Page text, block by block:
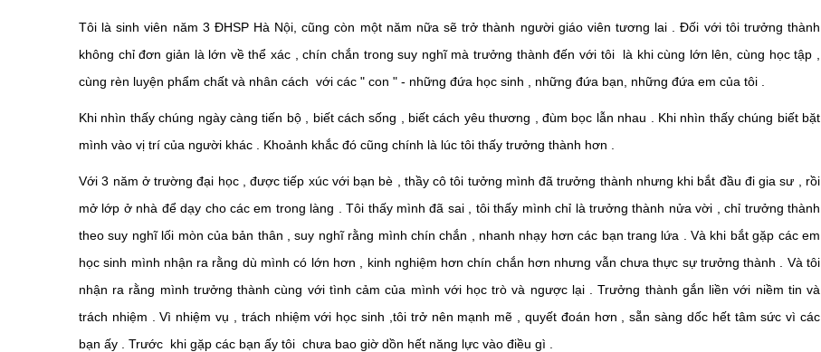
Tôi là sinh viên năm 3 ĐHSP Hà Nội, cũng còn một năm nữa sẽ trở thành người giáo viên tương lai . Đối với tôi trưởng thành
không chỉ đơn giản là lớn về thể xác , chín chắn trong suy nghĩ mà trưởng thành đến với tôi là khi cùng lớn lên, cùng học tập ,
cùng rèn luyện phẩm chất và nhân cách với các " con " - những đứa học sinh , những đứa bạn, những đứa em của tôi .
Khi nhìn thấy chúng ngày càng tiến bộ , biết cách sống , biết cách yêu thương , đùm bọc lẫn nhau . Khi nhìn thấy chúng biết bặt
mình vào vị trí của người khác . Khoảnh khắc đó cũng chính là lúc tôi thấy trưởng thành hơn .
Với 3 năm ở trường đại học , được tiếp xúc với bạn bè , thầy cô tôi tưởng mình đã trưởng thành nhưng khi bắt đầu đi gia sư , rồi
mở lớp ở nhà để dạy cho các em trong làng . Tôi thấy mình đã sai , tôi thấy mình chỉ là trưởng thành nửa vời , chỉ trưởng thành
theo suy nghĩ lối mòn của bản thân , suy nghĩ rằng mình chín chắn , nhanh nhạy hơn các bạn trang lứa . Và khi bắt gặp các em
học sinh mình nhận ra rằng dù mình có lớn hơn , kinh nghiệm hơn chín chắn hơn nhưng vẫn chưa thực sự trưởng thành . Và tôi
nhận ra rằng mình trưởng thành cùng với tình cảm của mình với học trò và ngược lại . Trưởng thành gắn liền với niềm tin và
trách nhiệm . Vì nhiệm vụ , trách nhiệm với học sinh ,tôi trở nên mạnh mẽ , quyết đoán hơn , sẵn sàng dốc hết tâm sức vì các
bạn ấy . Trước khi gặp các bạn ấy tôi chưa bao giờ dồn hết năng lực vào điều gì .